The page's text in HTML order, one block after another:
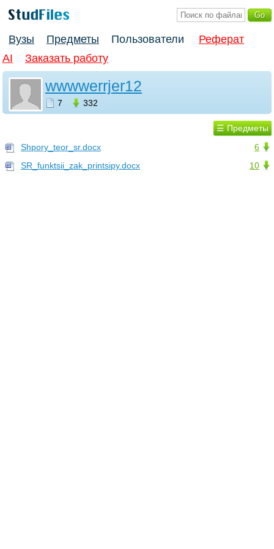
Вузы Предметы Пользователи
Реферат
AI
Заказать работу
wwwwerrjer12
7 332
☰ Предметы
6
Shpory_teor_sr.docx
10
SR_funktsii_zak_printsipy.docx